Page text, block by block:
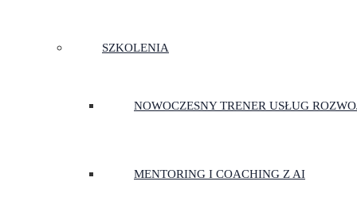
SZKOLENIA
NOWOCZESNY TRENER USŁUG
MENTORING I COACHING Z AI